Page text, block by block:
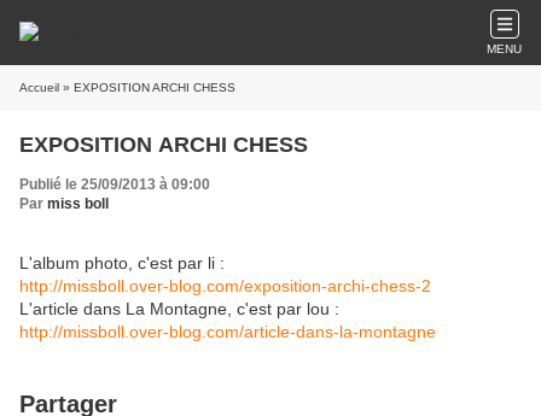
MENU
Accueil » EXPOSITION ARCHI CHESS
EXPOSITION ARCHI CHESS
Publié le 25/09/2013 à 09:00
Par miss boll
L'album photo, c'est par li :
http://missboll.over-blog.com/exposition-archi-chess-2
L'article dans La Montagne, c'est par lou :
http://missboll.over-blog.com/article-dans-la-montagne
Partager